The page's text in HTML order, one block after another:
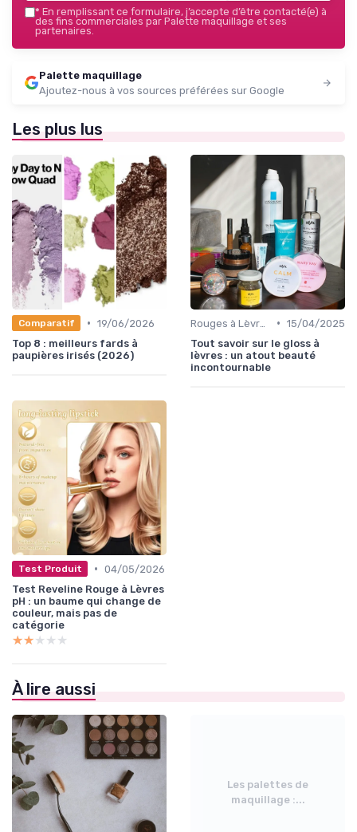
* En remplissant ce formulaire, j’accepte d’être contacté(e) à
des fins commerciales par Palette maquillage et ses
partenaires.
Palette maquillage
Ajoutez-nous à vos sources préférées sur Google
Les plus lus
Comparatif • 19/06/2026
Top 8 : meilleurs fards à
paupières irisés (2026)
• 15/04/2025
Tout savoir sur le gloss à
lèvres : un atout beauté
incontournable
Test Produit • 04/05/2026
Test Reveline Rouge à Lèvres
pH : un baume qui change de
couleur, mais pas de
catégorie
★★★★★
★★★★★
À lire aussi
Les palettes de
maquillage :...